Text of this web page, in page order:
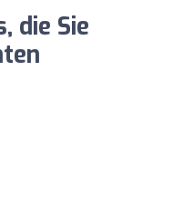
die Sie